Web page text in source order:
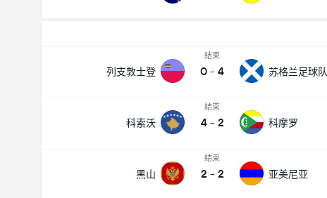
列支敦士登
結束
0 - 4 苏格兰足球队
科索沃
結束
4 - 2 科摩罗
黑山
結束
2 - 2 亚美尼亚